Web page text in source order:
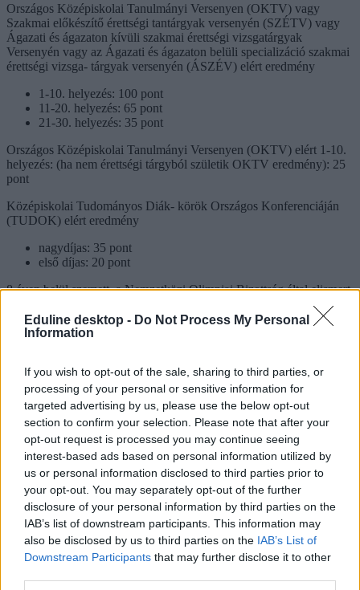
Eduline desktop - Do Not Process My Personal
Information
If you wish to opt-out of the sale, sharing to third parties, or
processing of your personal or sensitive information for
targeted advertising by us, please use the below opt-out
section to confirm your selection. Please note that after your
opt-out request is processed you may continue seeing
interest-based ads based on personal information utilized by
us or personal information disclosed to third parties prior to
your opt-out. You may separately opt-out of the further
disclosure of your personal information by third parties on the
IAB’s list of downstream participants. This information may
also be disclosed by us to third parties on the IAB’s List of
Downstream Participants that may further disclose it to other
Országos Középiskolai Tanulmányi Versenyen (OKTV) vagy
Szakmai előkészítő érettségi tantárgyak versenyén (SZÉTV) vagy
Ágazati és ágazaton kívüli szakmai érettségi vizsgatárgyak
Versenyén vagy az Ágazati és ágazaton belüli specializáció szakmai
érettségi vizsga- tárgyak versenyén (ÁSZÉV) elért eredmény
1-10. helyezés: 100 pont
11-20. helyezés: 65 pont
21-30. helyezés: 35 pont
Országos Középiskolai Tanulmányi Versenyen (OKTV) elért 1-10.
helyezés: (ha nem érettségi tárgyból születik OKTV eredmény): 25
pont
Középiskolai Tudományos Diák- körök Országos Konferenciáján
(TUDOK) elért eredmény
nagydíjas: 35 pont
első díjas: 20 pont
8 éven belül szerzett, a Nemzetközi Olimpiai Bizottság által elismert
sportágban Nemzetközi Olimpiai Bizottság (NOB) által szervezett
olimpiai játékokon,1984-től kezdődően a Paralimpián vagy
Siketlimpián, a Nemzetközi Sakkszövetség (FIDE) által szervezett
Világ- és Európa-bajnokságon elért legalább 8. helyezés: 35 pont
A korosztályos világ-vagy Európa-bajnokságon, az Universiadén, a
Nemzetközi Egyetemi Sportszövetség (FISU) által szervezett
egyetemi világbajnokságon, az Ifjúsági Olimpián elért legalább 6.
helyezés: 25 pont
Az adott sportág magyarországi országos sportági
szakszövetségének igazolása országos bajnokságon elért legalább 6.
helyezés: 15 pont
Diákolimpia országos döntőjében elért legalább 6. helyezés: 10 pont
Országos Művészeti Tanulmányi Versenyen elért eredmény 1-3.